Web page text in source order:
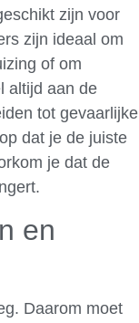
zijn voor
zijn ideaal om
of om
altijd aan de
tot gevaarlijke
dat je de juiste
je dat de
en
Daarom moet